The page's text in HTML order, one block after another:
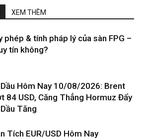
XEM THÊM
phép & tính pháp lý của sàn FPG –
tín không?
Dầu Hôm Nay 10/08/2026: Brent
84 USD, Căng Thẳng Hormuz Đẩy
Tăng
Tích EUR/USD Hôm Nay